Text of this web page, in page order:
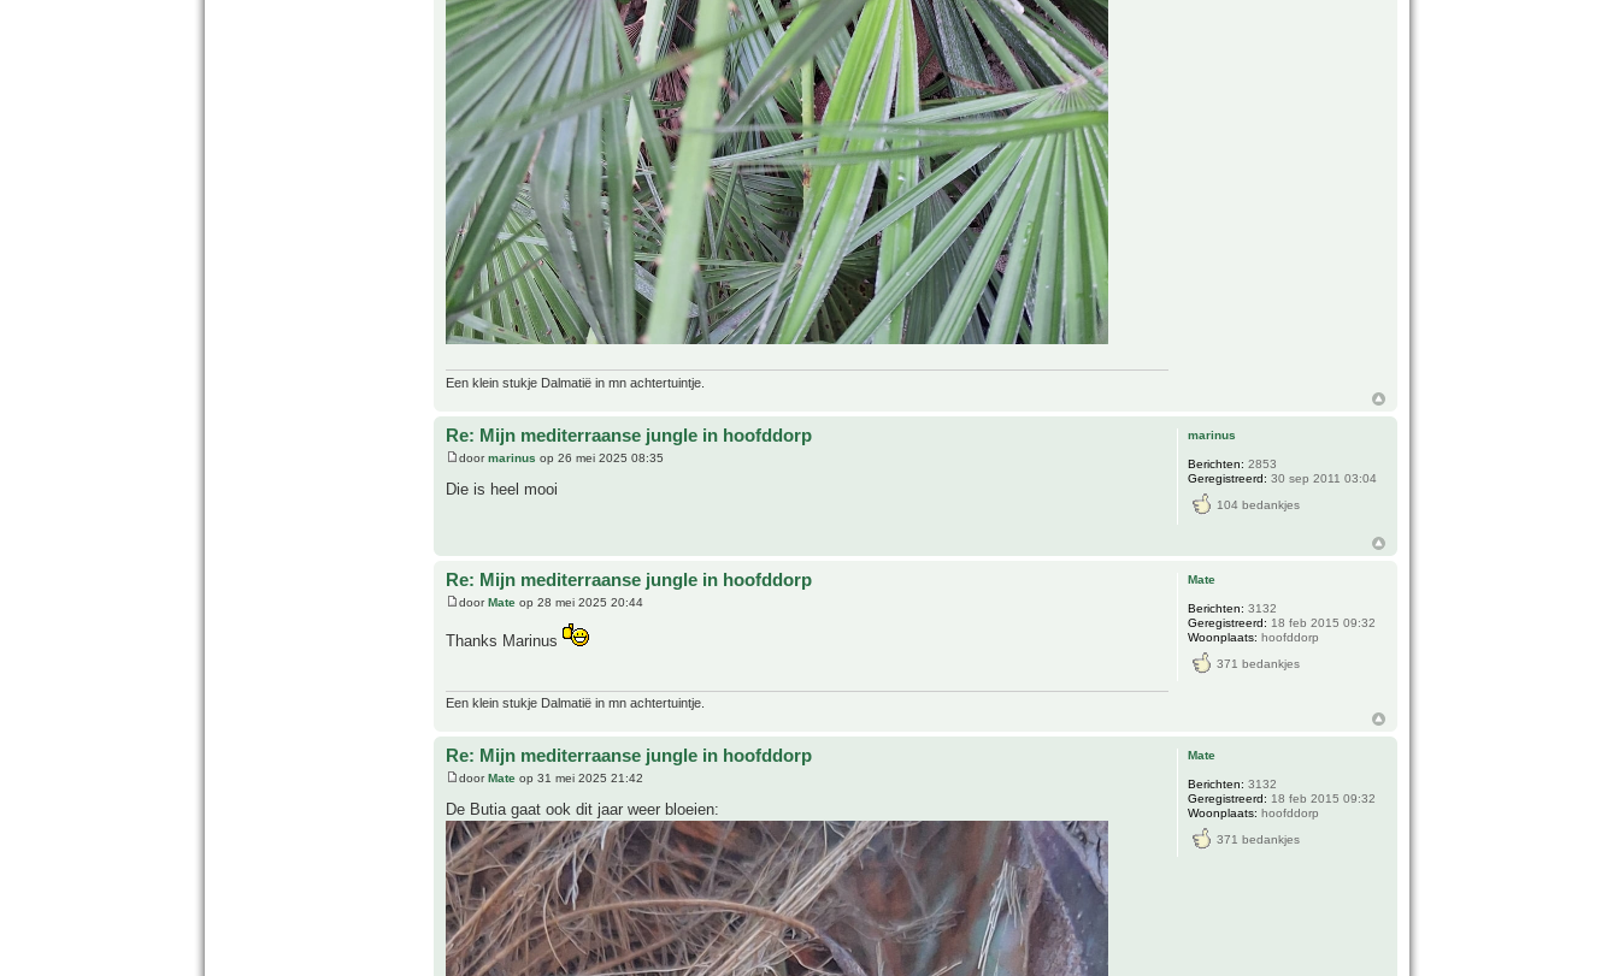
Een klein stukje Dalmatië in mn achtertuintje.
Re: Mijn mediterraanse jungle in hoofddorp
doormarinus op 26 mei 2025 08:35
Die is heel mooi
marinus
Berichten: 2853
Geregistreerd: 30 sep 2011 03:04
104 bedankjes
Re: Mijn mediterraanse jungle in hoofddorp
doorMate op 28 mei 2025 20:44
Thanks Marinus
Een klein stukje Dalmatië in mn achtertuintje.
Mate
Berichten: 3132
Geregistreerd: 18 feb 2015 09:32
Woonplaats: hoofddorp
371 bedankjes
Re: Mijn mediterraanse jungle in hoofddorp
doorMate op 31 mei 2025 21:42
De Butia gaat ook dit jaar weer bloeien:
Mate
Berichten: 3132
Geregistreerd: 18 feb 2015 09:32
Woonplaats: hoofddorp
371 bedankjes